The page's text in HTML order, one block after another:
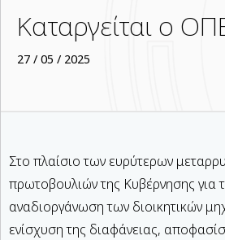
Καταργείται ο
27 / 05 / 2025
Στο πλαίσιο των ευρύτερων
πρωτοβουλιών της Κυβέρνησης για
αναδιοργάνωση των διοικητικών
ενίσχυση της διαφάνειας,